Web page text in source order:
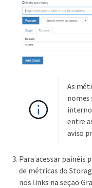
As
nomes
entre
aviso
Para acessar painéis
de métricas do
nos links na seção